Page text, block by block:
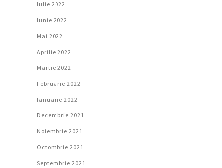
Iulie 2022
Iunie 2022
Mai 2022
Aprilie 2022
Martie 2022
Februarie 2022
Ianuarie 2022
Decembrie 2021
Noiembrie 2021
Octombrie 2021
Septembrie 2021